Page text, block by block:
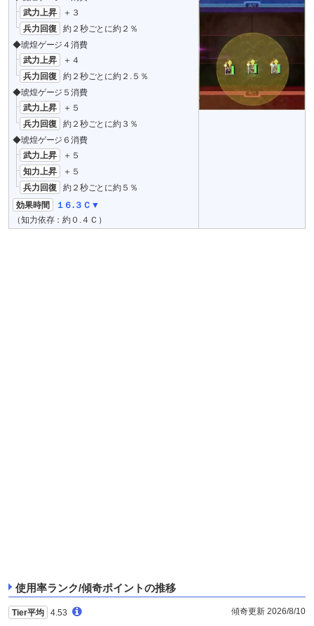
武力上昇
＋３
兵力回復
約２秒ごとに約２％
◆琥煌ゲージ４消費
武力上昇
＋４
兵力回復
約２秒ごとに約２.５％
◆琥煌ゲージ５消費
武力上昇
＋５
兵力回復
約２秒ごとに約３％
◆琥煌ゲージ６消費
武力上昇
＋５
知力上昇
＋５
兵力回復
約２秒ごとに約５％
効果時間
１６.３Ｃ▼
（知力依存：約０.４Ｃ）
使用率ランク/傾奇ポイントの推移
Tier平均 4.53 傾奇更新 2026/8/10